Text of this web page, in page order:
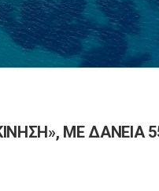
ΜΕ ΔΑΝΕΙΑ